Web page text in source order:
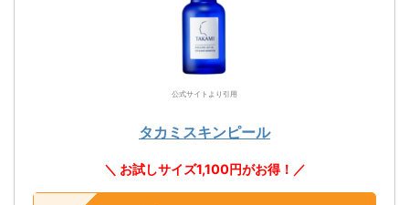
公式サイトより引用
タカミスキンピール
＼ お試しサイズ1,100円がお得！／